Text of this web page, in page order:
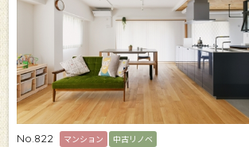
No.822 マンション 中古リノベ